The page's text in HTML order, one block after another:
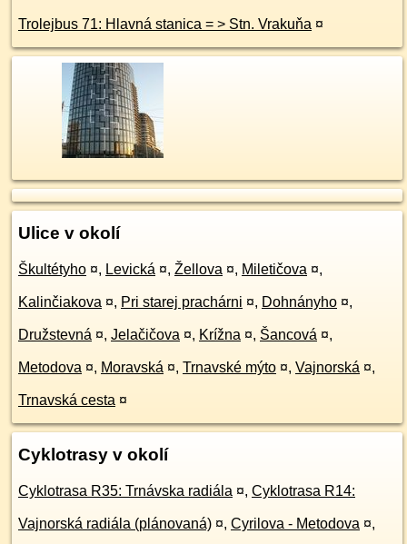
Trolejbus 71: Hlavná stanica = > Stn. Vrakuňa ¤
Ulice v okolí
Škultétyho ¤, Levická ¤, Žellova ¤, Miletičova ¤,
Kalinčiakova ¤, Pri starej prachárni ¤, Dohnányho ¤,
Družstevná ¤, Jelačičova ¤, Krížna ¤, Šancová ¤,
Metodova ¤, Moravská ¤, Trnavské mýto ¤, Vajnorská ¤,
Trnavská cesta ¤
Cyklotrasy v okolí
Cyklotrasa R35: Trnávska radiála ¤, Cyklotrasa R14:
Vajnorská radiála (plánovaná) ¤, Cyrilova - Metodova ¤,